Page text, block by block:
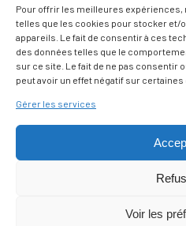
Pour offrir les meilleures
telles que les cookies pour stocker et/
appareils. Le fait de consentir à ces
des données telles que le
sur ce site. Le fait de ne pas consentir
peut avoir un effet négatif sur
Gérer les services
Voir les
GESTION
SUIVEZ-NOUS
SUR LES
Ce site est protégé par reCAPTCHA et la
service Google